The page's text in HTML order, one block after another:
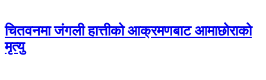
चितवनमा जंगली हात्तीको आक्रमणबाट आमाछोराको
मृत्यु